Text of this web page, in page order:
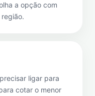
a opção com
ligar para
cotar o menor